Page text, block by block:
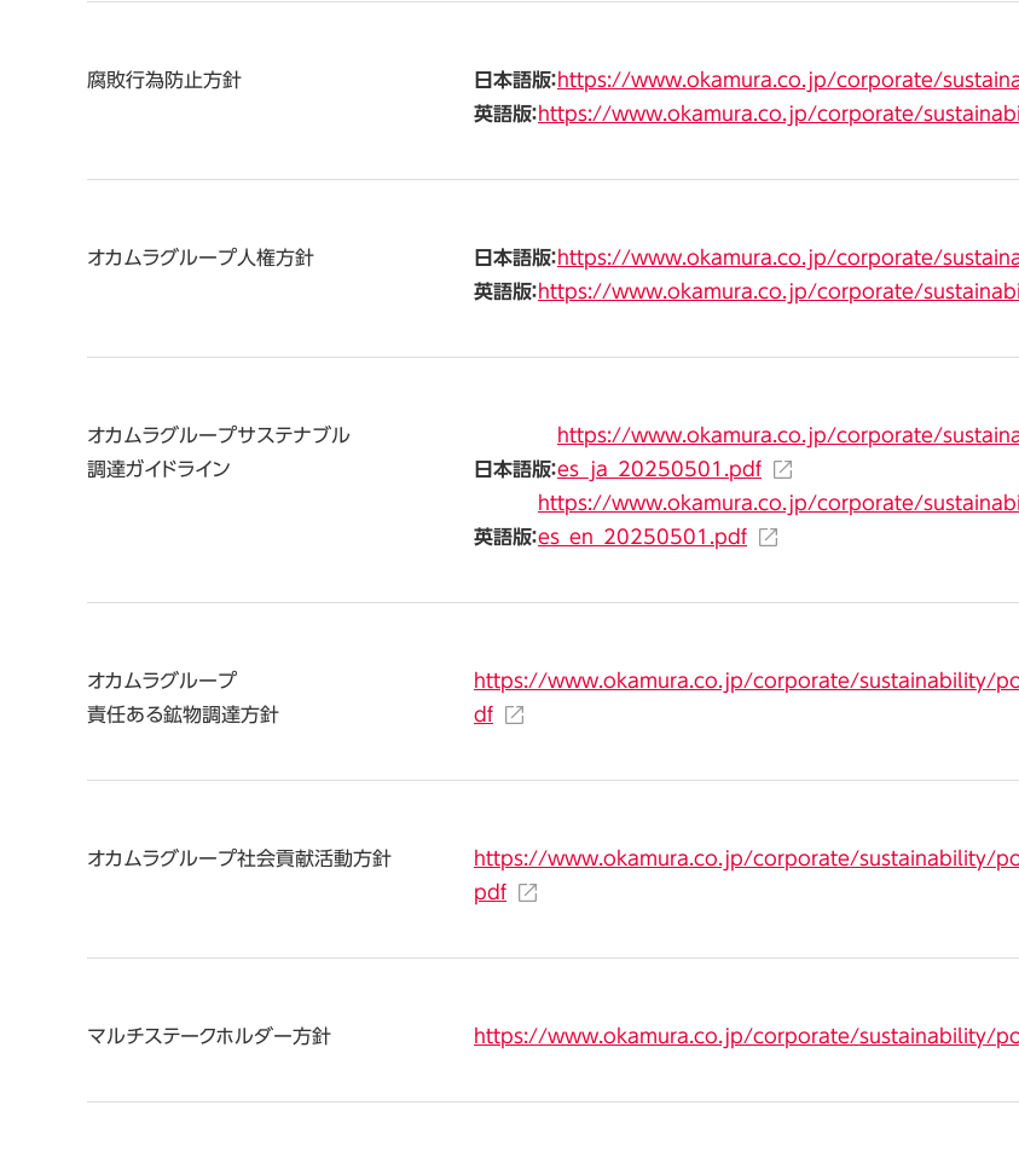
腐敗行為防止方針 日本語版：https://www.okamura.co.jp/corporate/
英語版：https://www.okamura.co.jp/corporate/
オカムラグループ人権方針 日本語版：https://www.okamura.co.jp/corporate/
英語版：https://www.okamura.co.jp/corporate/
オカムラグループサステナブル
調達ガイドライン
日本語版：
https://www.okamura.co.jp/corporate/
es_ja_20250501.pdf
英語版：
https://www.okamura.co.jp/corporate/
es_en_20250501.pdf
オカムラグループ
責任ある鉱物調達方針
https://www.okamura.co.jp/corporate/sustainability/
df
オカムラグループ社会貢献活動方針
https://www.okamura.co.jp/corporate/sustainability/
pdf
マルチステークホルダー方針 https://www.okamura.co.jp/corporate/sustainability/